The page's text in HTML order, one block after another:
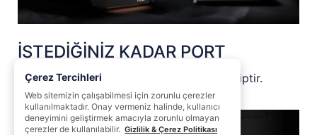
İSTEDİĞİNİZ KADAR PORT
MEG VISION X AI birçok G/Ç portuna sahiptir.
Çerez Tercihleri
Web sitemizin çalışabilmesi için zorunlu çerezler
kullanılmaktadır. Onay vermeniz halinde, kullanıcı
deneyimini geliştirmek amacıyla zorunlu olmayan
çerezler de kullanılabilir. Gizlilik & Çerez Politikası